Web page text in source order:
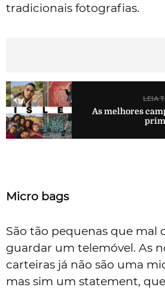
tradicionais fotografias.
LEIA
As melhores
Micro bags
São tão pequenas que mal
guardar um telemóvel. As
carteiras já não são uma
mas sim um statement,